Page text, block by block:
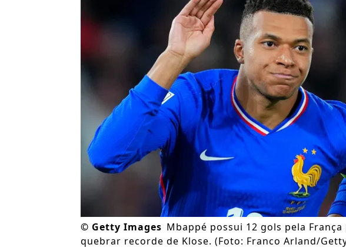
© Getty Images Mbappé possui 12 gols pela
quebrar recorde de Klose. (Foto: Franco Arland/